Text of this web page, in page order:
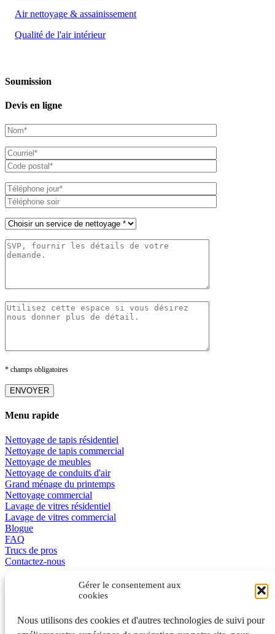
Gérer le consentement aux
cookies
Nous utilisons des cookies et d'autres technologies de suivi pour
Air nettoyage & assainissement
Qualité de l'air intérieur
Soumission
Devis en ligne
* champs obligatoires
Menu rapide
Nettoyage de tapis résidentiel
Nettoyage de tapis commercial
Nettoyage de meubles
Nettoyage de conduits d'air
Grand ménage du printemps
Nettoyage commercial
Lavage de vitres résidentiel
Lavage de vitres commercial
Blogue
FAQ
Trucs de pros
Contactez-nous